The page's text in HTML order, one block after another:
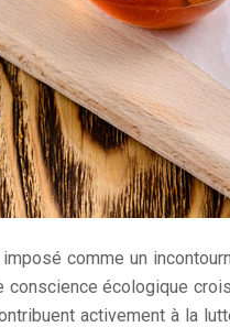
comme un
écologique
activement à la